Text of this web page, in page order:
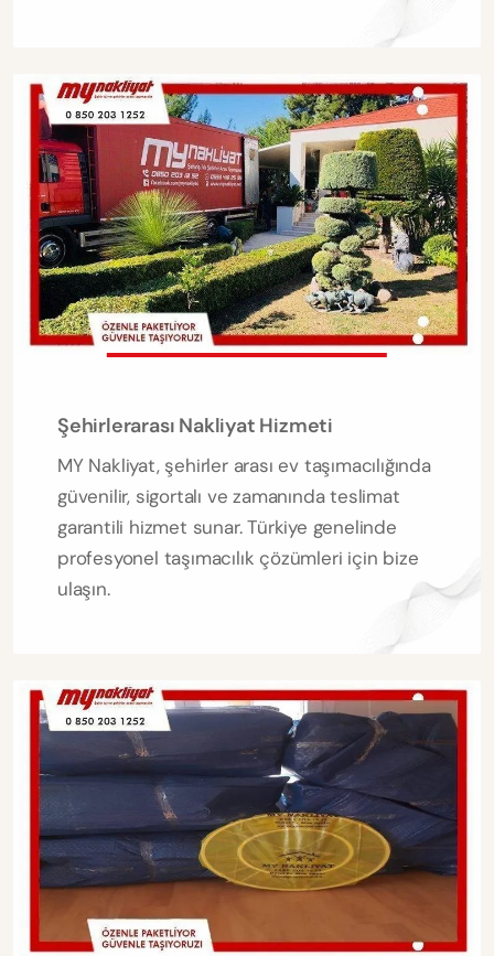
Şehirlerarası Nakliyat Hizmeti
MY Nakliyat, şehirler arası ev taşımacılığında
güvenilir, sigortalı ve zamanında teslimat
garantili hizmet sunar. Türkiye genelinde
profesyonel taşımacılık çözümleri için bize
ulaşın.